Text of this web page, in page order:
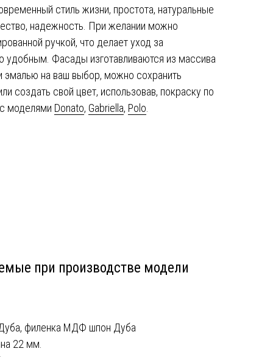
стиль жизни, простота, натуральные
надежность. При желании можно
ручкой, что делает уход за
удобным. Фасады изготавливаются из массива
эмалью на ваш выбор, можно сохранить
создать свой цвет, использовав, покраску по
моделями Donato, Gabriella, Polo
при производстве модели
филенка МДФ шпон Дуба
22 мм.